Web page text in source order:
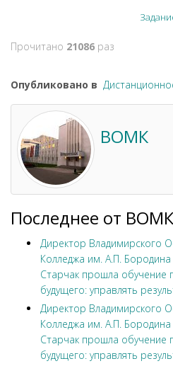
Прочитано 21086 раз
Опубликовано в
ВОМК
Последнее от ВОМК
Директор Владимирского
Колледжа им. А.П.
Старчак прошла обучение
будущего: управлять
Директор Владимирского
Колледжа им. А.П.
Старчак прошла обучение
будущего: управлять